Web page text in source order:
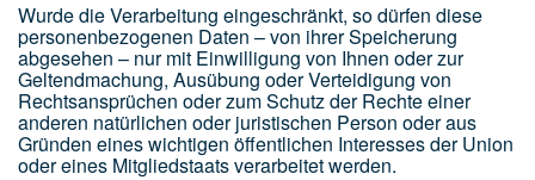
Wurde die Verarbeitung eingeschränkt, so dürfen diese
personenbezogenen Daten – von ihrer Speicherung
abgesehen – nur mit Einwilligung von Ihnen oder zur
Geltendmachung, Ausübung oder Verteidigung von
Rechtsansprüchen oder zum Schutz der Rechte einer
anderen natürlichen oder juristischen Person oder aus
Gründen eines wichtigen öffentlichen Interesses der Union
oder eines Mitgliedstaats verarbeitet werden.